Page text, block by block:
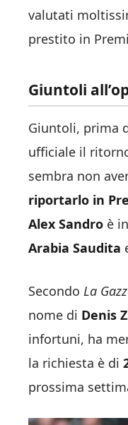
valutati
prestito in
Giuntoli
Giuntoli, prima
ufficiale il
sembra non
riportarlo in
Alex Sandro è
Arabia Saudita
Secondo La
nome di Denis
infortuni, ha
la richiesta è di
prossima